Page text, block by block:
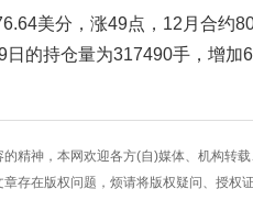
美分，涨49点，12月合约
的持仓量为317490手，增加
的精神，本网欢迎各方(自)媒体、机构转
存在版权问题，烦请将版权疑问、授权